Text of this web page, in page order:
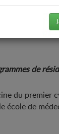
de
du
école de